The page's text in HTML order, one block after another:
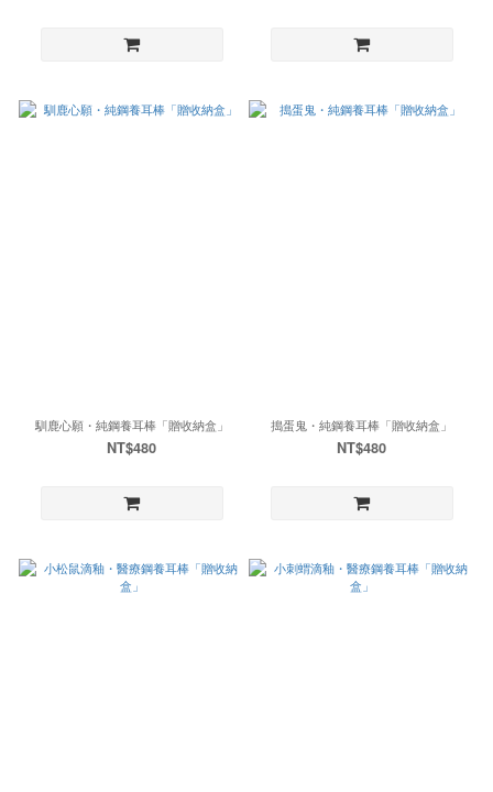
馴鹿心願・純鋼養耳棒「贈收納盒」
NT$480
搗蛋鬼・純鋼養耳棒「贈收納盒」
NT$480